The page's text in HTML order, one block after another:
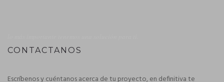
CONTACTANOS
Escríbenos y cuéntanos acerca de tu proyecto, en definitiva te